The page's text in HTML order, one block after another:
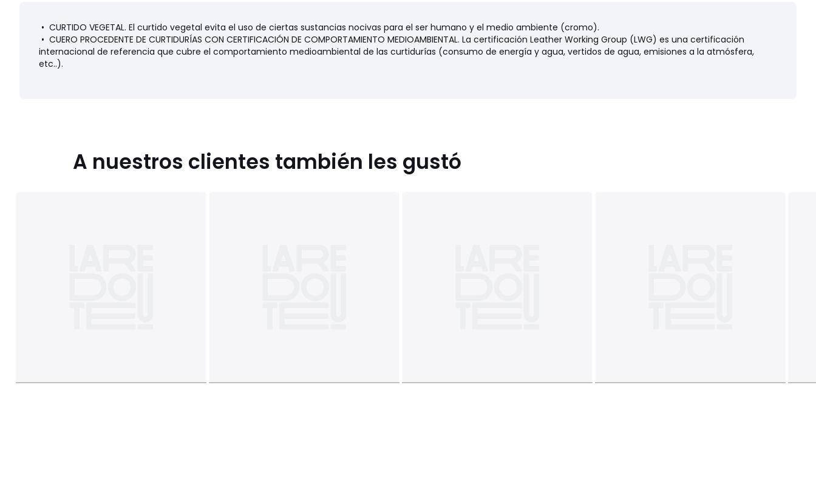
• CURTIDO VEGETAL. El curtido vegetal evita el uso de ciertas sustancias nocivas para el ser humano y el medio ambiente (cromo).
• CUERO PROCEDENTE DE CURTIDURÍAS CON CERTIFICACIÓN DE COMPORTAMIENTO MEDIOAMBIENTAL. La certificación Leather Working Group (LWG) es una certificación
internacional de referencia que cubre el comportamiento medioambiental de las curtidurías (consumo de energía y agua, vertidos de agua, emisiones a la atmósfera,
etc..).
A nuestros clientes también les gustó